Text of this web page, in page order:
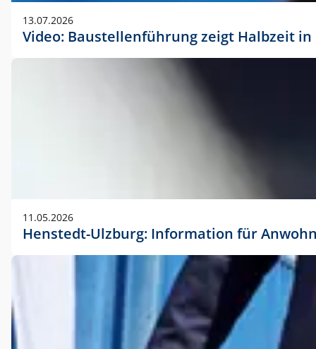
13.07.2026
Video: Baustellenführung zeigt Halbzeit
11.05.2026
Henstedt-Ulzburg: Information für